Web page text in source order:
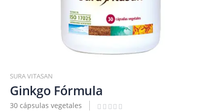
al
comienzo
de
la
SURA VITASAN
Ginkgo Fórmula
30 cápsulas vegetales